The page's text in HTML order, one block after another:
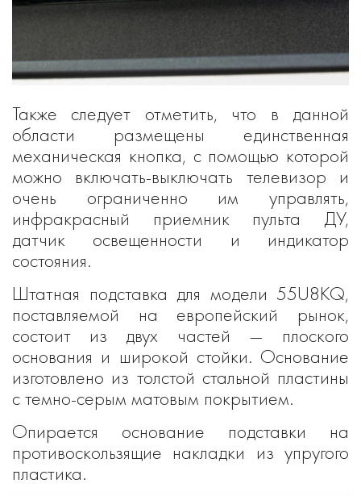
Также следует отметить, что в данной
области размещены единственная
механическая кнопка, с помощью которой
можно включать-выключать телевизор и
очень ограниченно им управлять,
инфракрасный приемник пульта ДУ,
датчик освещенности и индикатор
состояния.
Штатная подставка для модели 55U8KQ,
поставляемой на европейский рынок,
состоит из двух частей — плоского
основания и широкой стойки. Основание
изготовлено из толстой стальной пластины
с темно-серым матовым покрытием.
Опирается основание подставки на
противоскользящие накладки из упругого
пластика.